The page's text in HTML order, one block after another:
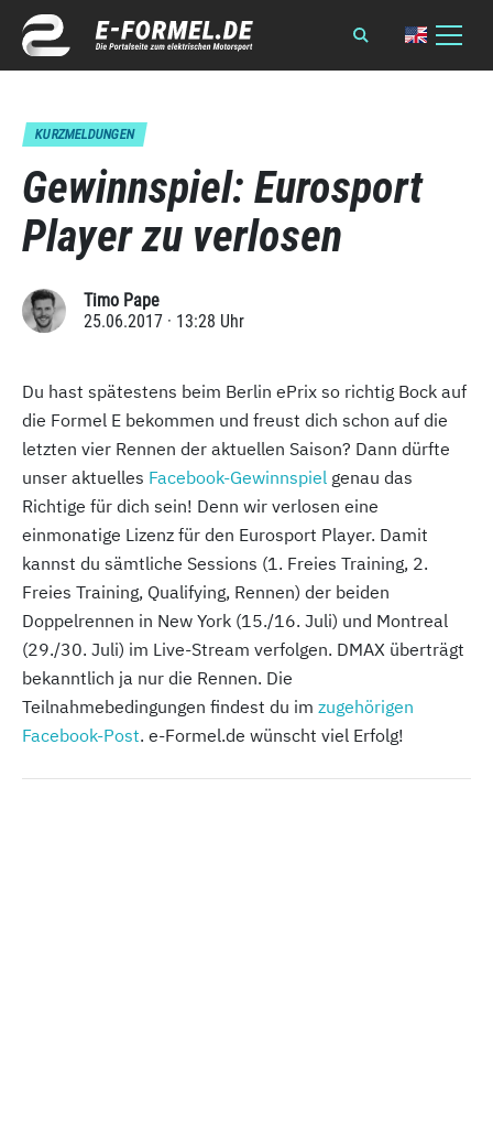
KURZMELDUNGEN
Gewinnspiel: Eurosport
Player zu verlosen
Timo Pape
25.06.2017 · 13:28 Uhr
Du hast spätestens beim Berlin ePrix so richtig Bock auf
die Formel E bekommen und freust dich schon auf die
letzten vier Rennen der aktuellen Saison? Dann dürfte
unser aktuelles Facebook-Gewinnspiel genau das
Richtige für dich sein! Denn wir verlosen eine
einmonatige Lizenz für den Eurosport Player. Damit
kannst du sämtliche Sessions (1. Freies Training, 2.
Freies Training, Qualifying, Rennen) der beiden
Doppelrennen in New York (15./16. Juli) und Montreal
(29./30. Juli) im Live-Stream verfolgen. DMAX überträgt
bekanntlich ja nur die Rennen. Die
Teilnahmebedingungen findest du im zugehörigen
Facebook-Post. e-Formel.de wünscht viel Erfolg!